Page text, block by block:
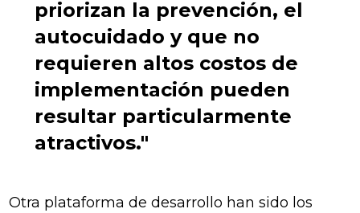
priorizan la prevención, el
autocuidado y que no
requieren altos costos de
implementación pueden
resultar particularmente
atractivos."
Otra plataforma de desarrollo han sido los